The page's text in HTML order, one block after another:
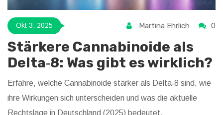
Okt 3, 2025 Martina Ehrlich 0
Stärkere Cannabinoide als
Delta‑8: Was gibt es wirklich?
Erfahre, welche Cannabinoide stärker als Delta‑8 sind, wie
ihre Wirkungen sich unterscheiden und was die aktuelle
Rechtslage in Deutschland (2025) bedeutet.